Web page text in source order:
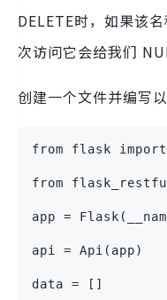
DELETE时，如果该
次访问它会给我们
创建一个文件并编写以
from flask
from
app =
api = Api(app)
data = []